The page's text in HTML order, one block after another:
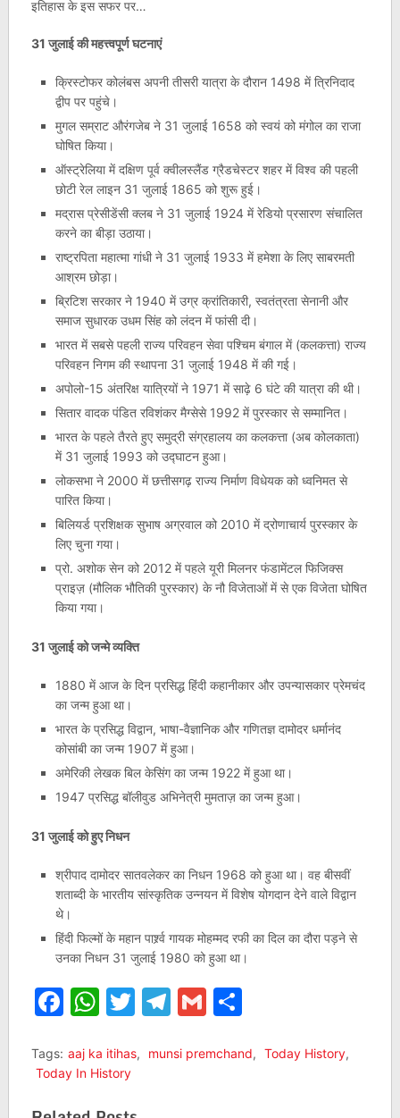
इतिहास के इस सफर पर…
31 जुलाई की महत्त्वपूर्ण घटनाएं
क्रिस्टोफर कोलंबस अपनी तीसरी यात्रा के दौरान 1498 में त्रिनिदाद
द्वीप पर पहुंचे।
मुगल सम्राट औरंगजेब ने 31 जुलाई 1658 को स्वयं को मंगोल का राजा
घोषित किया।
ऑस्ट्रेलिया में दक्षिण पूर्व क्वीलस्लैंड ग्रैडचेस्टर शहर में विश्व की पहली
छोटी रेल लाइन 31 जुलाई 1865 को शुरू हुई।
मद्रास प्रेसीडेंसी क्लब ने 31 जुलाई 1924 में रेडियो प्रसारण संचालित
करने का बीड़ा उठाया।
राष्ट्रपिता महात्मा गांधी ने 31 जुलाई 1933 में हमेशा के लिए साबरमती
आश्रम छोड़ा।
ब्रिटिश सरकार ने 1940 में उग्र क्रांतिकारी, स्वतंत्रता सेनानी और
समाज सुधारक उधम सिंह को लंदन में फांसी दी।
भारत में सबसे पहली राज्य परिवहन सेवा पश्चिम बंगाल में (कलकत्ता) राज्य
परिवहन निगम की स्थापना 31 जुलाई 1948 में की गई।
अपोलो-15 अंतरिक्ष यात्रियों ने 1971 में साढ़े 6 घंटे की यात्रा की थी।
सितार वादक पंडित रविशंकर मैग्सेसे 1992 में पुरस्कार से सम्मानित।
भारत के पहले तैरते हुए समुद्री संग्रहालय का कलकत्ता (अब कोलकाता)
में 31 जुलाई 1993 को उद्घाटन हुआ।
लोकसभा ने 2000 में छत्तीसगढ़ राज्य निर्माण विधेयक को ध्वनिमत से
पारित किया।
बिलियर्ड प्रशिक्षक सुभाष अग्रवाल को 2010 में द्रोणाचार्य पुरस्कार के
लिए चुना गया।
प्रो. अशोक सेन को 2012 में पहले यूरी मिलनर फंडामेंटल फिजिक्स
प्राइज़ (मौलिक भौतिकी पुरस्कार) के नौ विजेताओं में से एक विजेता घोषित
किया गया।
31 जुलाई को जन्मे व्यक्ति
1880 में आज के दिन प्रसिद्ध हिंदी कहानीकार और उपन्यासकार प्रेमचंद
का जन्म हुआ था।
भारत के प्रसिद्ध विद्वान, भाषा-वैज्ञानिक और गणितज्ञ दामोदर धर्मानंद
कोसांबी का जन्म 1907 में हुआ।
अमेरिकी लेखक बिल केसिंग का जन्म 1922 में हुआ था।
1947 प्रसिद्ध बॉलीवुड अभिनेत्री मुमताज़ का जन्म हुआ।
31 जुलाई को हुए निधन
श्रीपाद दामोदर सातवलेकर का निधन 1968 को हुआ था। वह बीसवीं
शताब्दी के भारतीय सांस्कृतिक उन्नयन में विशेष योगदान देने वाले विद्वान
थे।
हिंदी फिल्मों के महान पार्श्र्व गायक मोहम्मद रफी का दिल का दौरा पड़ने से
उनका निधन 31 जुलाई 1980 को हुआ था।
Facebook
WhatsApp
Twitter
Telegram
GmailShare
Tags: aaj ka itihas, munsi premchand, Today History,
Today In History